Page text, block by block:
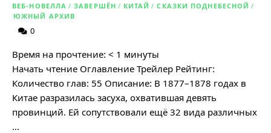
ВЕБ-НОВЕЛЛА / ЗАВЕРШЁН / КИТАЙ / СКАЗКИ ПОДНЕБЕСНОЙ /
ЮЖНЫЙ АРХИВ
0
Время на прочтение: < 1 минуты
Начать чтение Оглавление Трейлер Рейтинг:
Количество глав: 55 Описание: В 1877–1878 годах в
Китае разразилась засуха, охватившая девять
провинций. Ей сопутствовали ещё 32 вида различных
…